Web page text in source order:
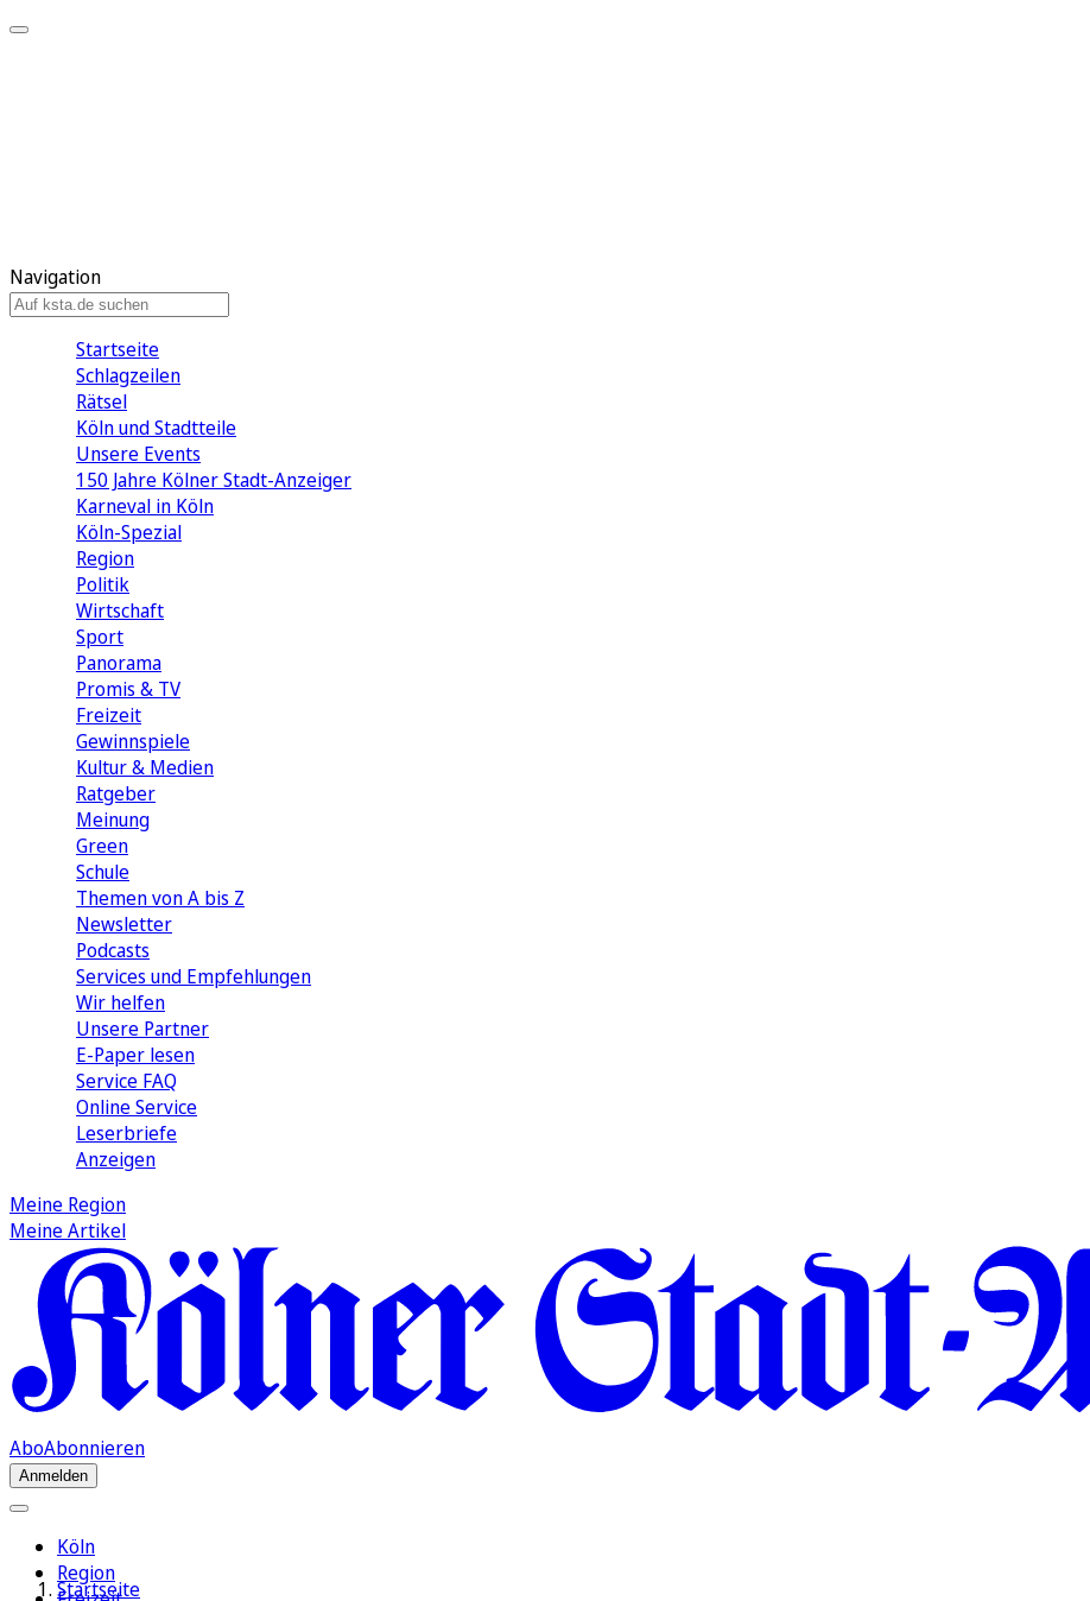
Navigation
Startseite
Schlagzeilen
Rätsel
Köln und Stadtteile
Unsere Events
150 Jahre Kölner Stadt-Anzeiger
Karneval in Köln
Köln-Spezial
Region
Politik
Wirtschaft
Sport
Panorama
Promis & TV
Freizeit
Gewinnspiele
Kultur & Medien
Ratgeber
Meinung
Green
Schule
Themen von A bis Z
Newsletter
Podcasts
Services und Empfehlungen
Wir helfen
Unsere Partner
E-Paper lesen
Service FAQ
Online Service
Leserbriefe
Anzeigen
Meine Region
Meine Artikel
AboAbonnieren
Anmelden
Köln
Region
Startseite